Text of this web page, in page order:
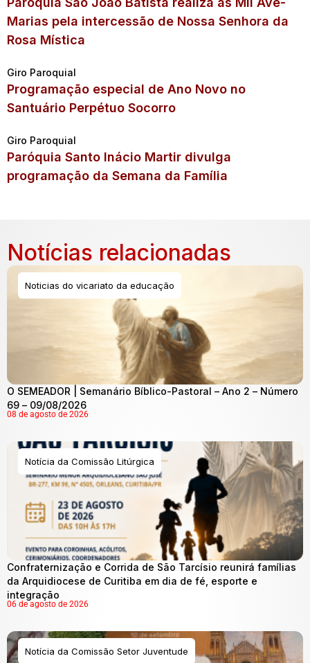
Marias pela intercessão de Nossa Senhora da
Rosa Mística
Giro Paroquial
Programação especial de Ano Novo no
Santuário Perpétuo Socorro
Giro Paroquial
Paróquia Santo Inácio Martir divulga
programação da Semana da Família
Notícias relacionadas
Noticias do vicariato da educação
O SEMEADOR | Semanário Bíblico-Pastoral – Ano 2 – Número
69 – 09/08/2026
08 de agosto de 2026
Notícia da Comissão Litúrgica
Confraternização e Corrida de São Tarcísio reunirá famílias
da Arquidiocese de Curitiba em dia de fé, esporte e
integração
06 de agosto de 2026
Notícia da Comissão Setor Juventude